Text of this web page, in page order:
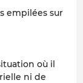
empilées sur
où il
ni de